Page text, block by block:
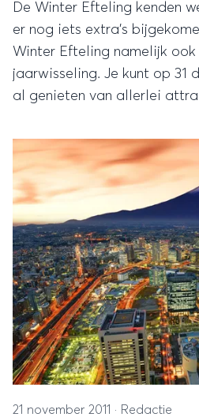
De Winter Efteling kenden
er nog iets extra’s
Winter Efteling namelijk
jaarwisseling. Je kunt op 31
al genieten van allerlei
21 november 2011 · Redactie